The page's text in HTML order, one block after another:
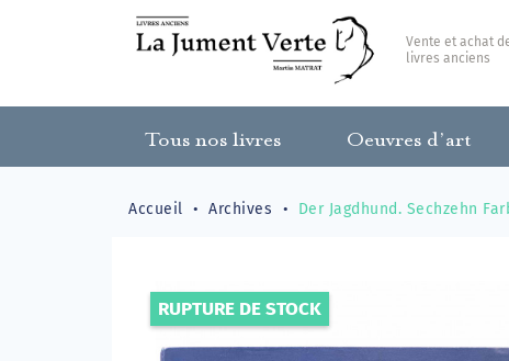
Vente et achat
livres anciens
Tous nos livres Oeuvres d’art
Accueil Archives Der Jagdhund. Sechzehn
RUPTURE DE STOCK